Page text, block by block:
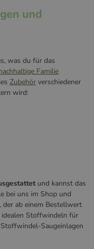
und
was du für das
Familie
Zubehör verschiedener
wird:
und kannst das
bei uns im Shop und
, der ab einem Bestellwert
idealen Stoffwindeln für
Saugeinlagen